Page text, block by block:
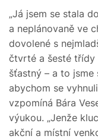
„Já jsem se stala
a neplánovaně ve
dovolené s
čtvrté a šesté třídy
šťastný – a to jsme
abychom se
vzpomíná Bára
výukou. „Jenže
akční a místní